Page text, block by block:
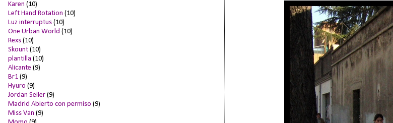
Karen (10)
Left Hand Rotation (10)
Luz interruptus (10)
One Urban World (10)
Rexs (10)
Skount (10)
plantilla (10)
Alicante (9)
Br1 (9)
Hyuro (9)
Jordan Seiler (9)
Madrid Abierto con permiso (9)
Miss Van (9)